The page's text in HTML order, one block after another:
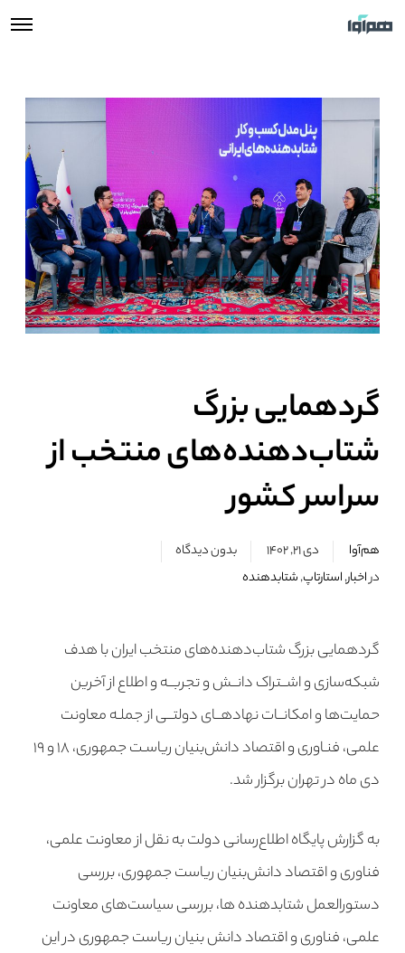
گردهمایی بزرگ
شتاب‌دهنده‌های منتخب از
سراسر کشور
هم‌آوا دی ۲۱, ۱۴۰۲
بدون دیدگاه
دراخبار,استارتاپ,شتابدهنده
گردهمایی بزرگ شتاب‌دهنده‌های منتخب ایران با هدف
شبکه‌سازی و اشــتراک دانــش و تجربــه و اطلاع از آخرین
حمایت‌ها و امکانــات نهادهــای دولتــی از جملـه معاونت
علمی، فنـاوری و اقتصاد دانش‌بنیان ریاسـت جمهوری، ۱۸ و ۱۹
دی ماه در تهران برگزار شد.
به گزارش پایگاه اطلاع‌رسانی دولت به نقل از معاونت علمی،
فناوری و اقتصاد دانش‌بنیان ریاست جمهوری، بررسی
دستورالعمل شتابدهنده ها، بررسی سیاست‌های معاونت
علمی، فناوری و اقتصاد دانش بنیان ریاست جمهوری در این